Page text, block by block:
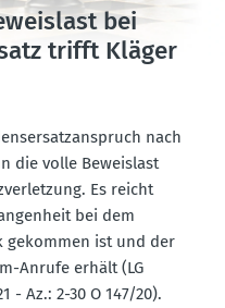
bei
trifft Kläger
nach
die volle Beweislast
Es reicht
bei dem
gekommen ist und der
Anrufe erhält (LG
- Az.: 2-30 O 147/20).